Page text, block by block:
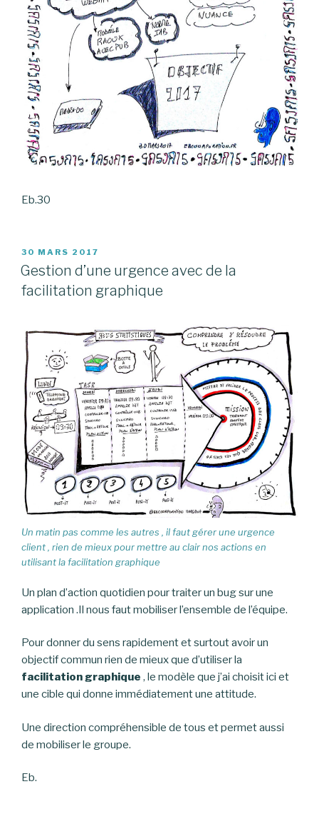
Eb.30
PUBLIÉ
LE
30 MARS 2017
Gestion d’une urgence avec de la
facilitation graphique
Un matin pas comme les autres , il faut gérer une urgence
client , rien de mieux pour mettre au clair nos actions en
utilisant la facilitation graphique
Un plan d’action quotidien pour traiter un bug sur une
application .Il nous faut mobiliser l’ensemble de l’équipe.
Pour donner du sens rapidement et surtout avoir un
objectif commun rien de mieux que d’utiliser la
facilitation graphique , le modèle que j’ai choisit ici et
une cible qui donne immédiatement une attitude.
Une direction compréhensible de tous et permet aussi
de mobiliser le groupe.
Eb.